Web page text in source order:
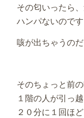
その匂いったら
ハンパないのです
咳が出ちゃうの
そのちょっと前の
１階の人が引っ
２０分に１回ほ